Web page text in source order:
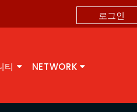
로그인
티 NETWORK